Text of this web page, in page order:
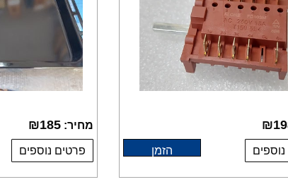
₪
הזמן
מחיר: ₪185
פרטים נוספים